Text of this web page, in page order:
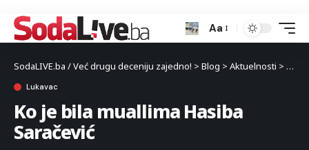
Aa
SodaLIVE.ba / Već drugu deceniju zajedno! > Blog > Aktuelnosti >
Lukavac
Ko je bila muallima Hasiba
Saračević